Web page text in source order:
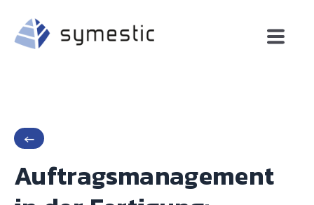
←
Auftragsmanagement